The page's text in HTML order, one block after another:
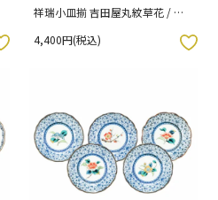
祥瑞小皿揃 吉田屋丸紋草花 / 美
4,400円(税込)
お気に入りボタン